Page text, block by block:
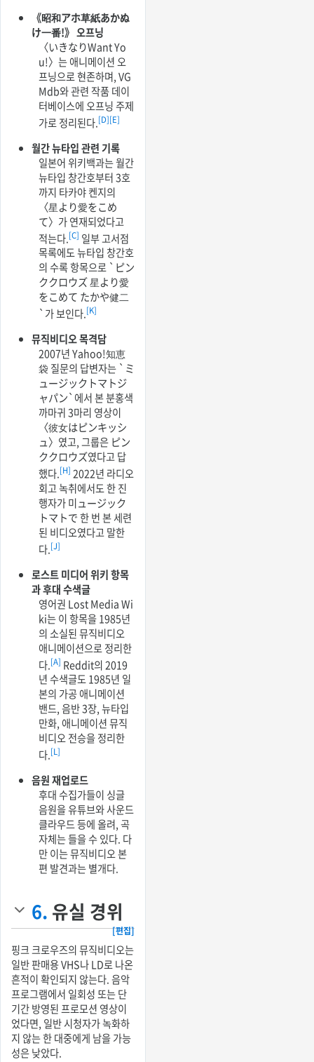
《昭和アホ草紙あかぬ
け一番!》 오프닝
〈いきなりWant Yo
u!〉는 애니메이션 오
프닝으로 현존하며, VG
Mdb와 관련 작품 데이
터베이스에 오프닝 주제
가로 정리된다.[D][E]
월간 뉴타입 관련 기록
일본어 위키백과는 월간
뉴타입 창간호부터 3호
까지 타카야 켄지의
〈星より愛をこめ
て〉가 연재되었다고
적는다.[C] 일부 고서점
목록에도 뉴타입 창간호
의 수록 항목으로 `ピン
ククロウズ 星より愛
をこめて たかや健二
`가 보인다.[K]
뮤직비디오 목격담
2007년 Yahoo!知恵
袋 질문의 답변자는 `ミ
ュージックトマトジ
ャパン`에서 본 분홍색
까마귀 3마리 영상이
〈彼女はピンキッシ
ュ〉였고, 그룹은 ピン
ククロウズ였다고 답
했다.[H] 2022년 라디오
회고 녹취에서도 한 진
행자가 미ュージック
トマトで 한 번 본 세련
된 비디오였다고 말한
다.[J]
로스트 미디어 위키 항목
과 후대 수색글
영어권 Lost Media Wi
ki는 이 항목을 1985년
의 소실된 뮤직비디오
애니메이션으로 정리한
다.[A] Reddit의 2019
년 수색글도 1985년 일
본의 가공 애니메이션
밴드, 음반 3장, 뉴타입
만화, 애니메이션 뮤직
비디오 전승을 정리한
다.[L]
음원 재업로드
후대 수집가들이 싱글
음원을 유튜브와 사운드
클라우드 등에 올려, 곡
자체는 들을 수 있다. 다
만 이는 뮤직비디오 본
편 발견과는 별개다.
6. 유실 경위
[편집]
핑크 크로우즈의 뮤직비디오는
일반 판매용 VHS나 LD로 나온
흔적이 확인되지 않는다. 음악
프로그램에서 일회성 또는 단
기간 방영된 프로모션 영상이
었다면, 일반 시청자가 녹화하
지 않는 한 대중에게 남을 가능
성은 낮았다.